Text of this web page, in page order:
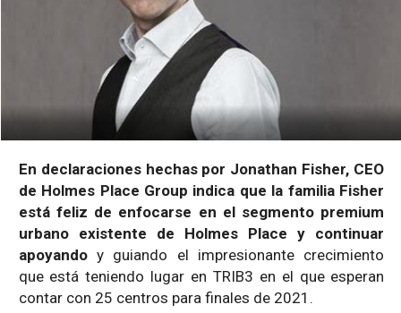
En declaraciones hechas por Jonathan Fisher, CEO
de Holmes Place Group indica que la familia Fisher
está feliz de enfocarse en el segmento premium
urbano existente de Holmes Place y continuar
apoyandoy guiando el impresionante crecimiento
que está teniendo lugar en TRIB3 en el que esperan
contar con 25 centros para finales de 2021.